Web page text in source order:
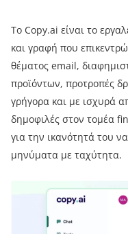
Το Copy.ai είναι το
και γραφή που
θέματος email,
προϊόντων, προτροπές
γρήγορα και με ισχυρά
δημοφιλές στον τομέα
για την ικανότητά του
μηνύματα με ταχύτητα.